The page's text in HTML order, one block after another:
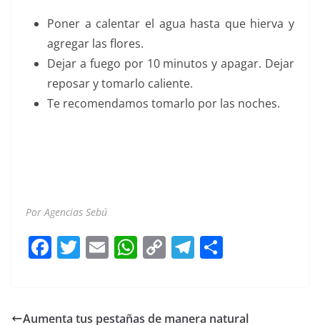
Poner a calentar el agua hasta que hierva y
agregar las flores.
Dejar a fuego por 10 minutos y apagar. Dejar
reposar y tomarlo caliente.
Te recomendamos tomarlo por las noches.
Por Agencias Sebú
F
e
T
er
E
l
W
s
C
y
T
gr e
Aumenta tus pestañas de manera natural